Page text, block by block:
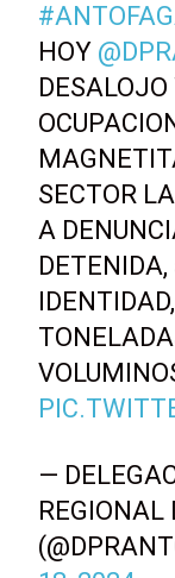
HOY
SECTOR
A
—
REGIONAL